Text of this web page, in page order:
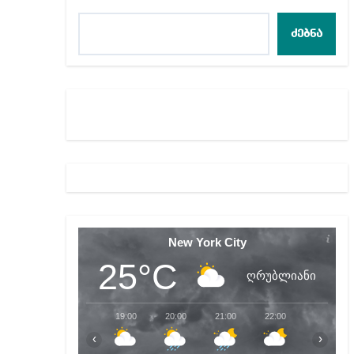
მადლიერებით
რამდენს
ვიმყოფები
ძებნა
New York City
25°C ღრუბლიანი
19:00 20:00 21:00 22:00
‹ ›